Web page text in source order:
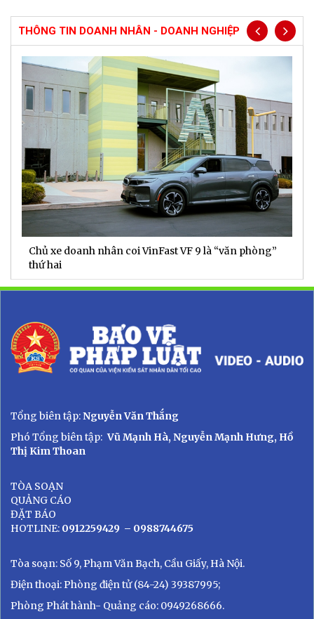
THÔNG TIN DOANH NHÂN - DOANH NGHIỆP
Chủ xe doanh nhân coi VinFast VF 9 là “văn phòng”
thứ hai
Tổng biên tập:Nguyễn Văn Thắng
Phó Tổng biên tập:Vũ Mạnh Hà, Nguyễn Mạnh Hưng, Hồ
Thị Kim Thoan
TÒA SOẠN
QUẢNG CÁO
ĐẶT BÁO
HOTLINE: 0912259429 – 0988744675
Tòa soạn: Số 9, Phạm Văn Bạch, Cầu Giấy, Hà Nội.
Điện thoại: Phòng điện tử (84-24) 39387995;
Phòng Phát hành- Quảng cáo: 0949268666.